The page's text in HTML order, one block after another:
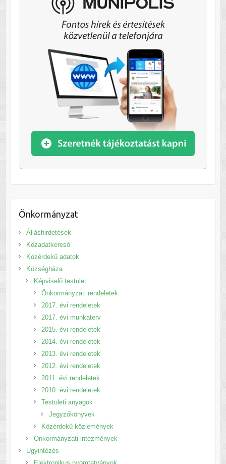
Önkormányzat
Álláshirdetések
Közadatkereső
Közérdekű adatok
Községháza
Képviselő testület
Önkormányzati rendeletek
2017. évi rendeletek
2017. évi munkaterv
2015. évi rendeletek
2014. évi rendeletek
2013. évi rendeletek
2012. évi rendeletek
2011. évi rendeletek
2010. évi rendeletek
Testületi anyagok
Jegyzőkönyvek
Közérdekű közlemények
Önkormányzati intézmények
Ügyintézés